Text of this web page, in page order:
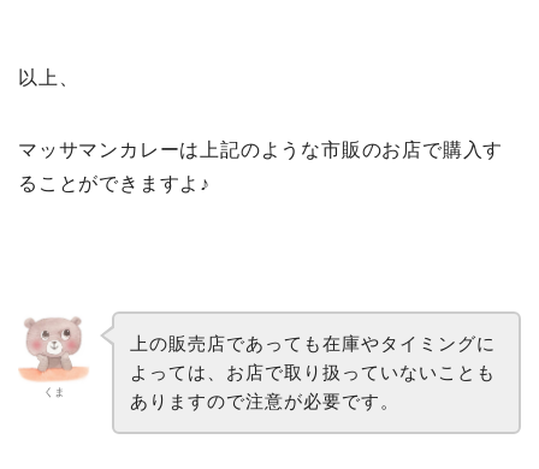
以上、
マッサマンカレーは上記のような市販のお店で購入す
ることができますよ♪
くま
上の販売店であっても在庫やタイミングに
よっては、お店で取り扱っていないことも
ありますので注意が必要です。